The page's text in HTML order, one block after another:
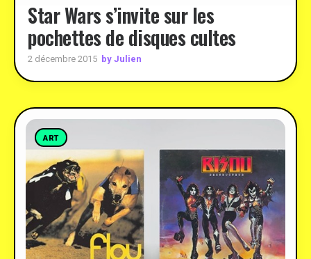
Star Wars s’invite sur les
pochettes de disques cultes
2 décembre 2015 by Julien
ART